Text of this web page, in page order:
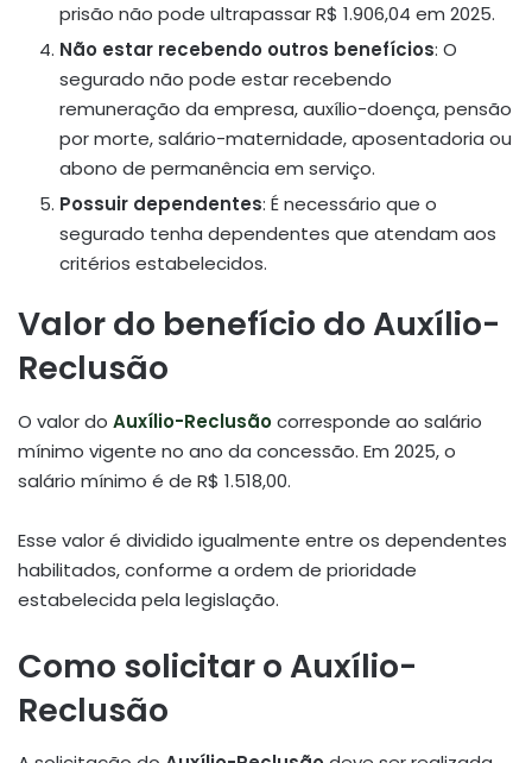
prisão não pode ultrapassar R$ 1.906,04 em 2025.
Não estar recebendo outros benefícios: O
segurado não pode estar recebendo
remuneração da empresa, auxílio-doença, pensão
por morte, salário-maternidade, aposentadoria ou
abono de permanência em serviço.
Possuir dependentes: É necessário que o
segurado tenha dependentes que atendam aos
critérios estabelecidos.
Valor do benefício do Auxílio-
Reclusão
O valor do Auxílio-Reclusãocorresponde ao salário
mínimo vigente no ano da concessão. Em 2025, o
salário mínimo é de R$ 1.518,00.
Esse valor é dividido igualmente entre os dependentes
habilitados, conforme a ordem de prioridade
estabelecida pela legislação.
Como solicitar o Auxílio-
Reclusão